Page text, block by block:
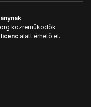
.
közreműködők
alatt érhető el.